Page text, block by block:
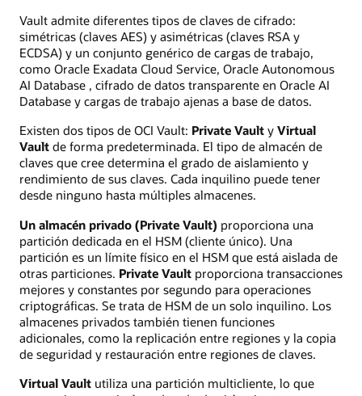
Vault admite diferentes tipos de claves de cifrado:
simétricas (claves AES) y asimétricas (claves RSA y
ECDSA) y un conjunto genérico de cargas de trabajo,
como Oracle Exadata Cloud Service, Oracle Autonomous
AI Database , cifrado de datos transparente en Oracle AI
Database y cargas de trabajo ajenas a base de datos.
Existen dos tipos de OCI Vault: Private Vault y Virtual
Vault de forma predeterminada. El tipo de almacén de
claves que cree determina el grado de aislamiento y
rendimiento de sus claves. Cada inquilino puede tener
desde ninguno hasta múltiples almacenes.
Un almacén privado (Private Vault) proporciona una
partición dedicada en el HSM (cliente único). Una
partición es un límite físico en el HSM que está aislada de
otras particiones. Private Vault proporciona transacciones
mejores y constantes por segundo para operaciones
criptográficas. Se trata de HSM de un solo inquilino. Los
almacenes privados también tienen funciones
adicionales, como la replicación entre regiones y la copia
de seguridad y restauración entre regiones de claves.
Virtual Vault utiliza una partición multicliente, lo que